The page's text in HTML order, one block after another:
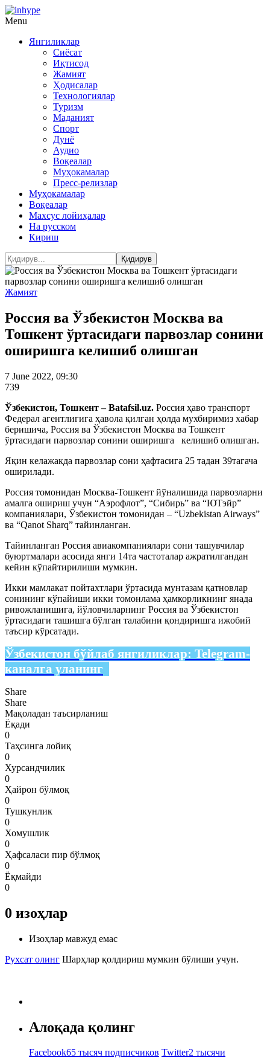
Menu
Янгиликлар
Сиёсат
Иқтисод
Жамият
Ҳодисалар
Технологиялар
Туризм
Маданият
Спорт
Дунё
Аудио
Воқеалар
Муҳокамалар
Пресс-релизлар
Муҳокамалар
Воқеалар
Махсус лойиҳалар
На русском
Кириш
Жамият
Россия ва Ўзбекистон Москва ва
Тошкент ўртасидаги парвозлар сонини
оширишга келишиб олишган
7 June 2022, 09:30
739
Ўзбекистон, Тошкент – Batafsil.uz. Россия ҳаво транспорт
Федерал агентлигига ҳавола қилган ҳолда мухбиримиз хабар
беришича, Россия ва Ўзбекистон Москва ва Тошкент
ўртасидаги парвозлар сонини оширишга келишиб олишган.
Яқин келажакда парвозлар сони ҳафтасига 25 тадан 39тагача
оширилади.
Россия томонидан Москва-Тошкент йўналишида парвозларни
амалга ошириш учун “Аэрофлот”, “Сибирь” ва “ЮТэйр”
компаниялари, Ўзбекистон томонидан – “Uzbekistan Airways”
ва “Qanot Sharq” тайинланган.
Тайинланган Россия авиакомпаниялари сони ташувчилар
буюртмалари асосида янги 14та частоталар ажратилгандан
кейин кўпайтирилиши мумкин.
Икки мамлакат пойтахтлари ўртасида мунтазам қатновлар
сонининг кўпайиши икки томонлама ҳамкорликнинг янада
ривожланишига, йўловчиларнинг Россия ва Ўзбекистон
ўртасидаги ташишга бўлган талабини қондиришга ижобий
таъсир кўрсатади.
Ўзбекистон бўйлаб янгиликлар: Telegram-
каналга уланинг
Share
Share
Мақоладан таъсирланиш
Ёқади
0
Таҳсинга лойиқ
0
Хурсандчилик
0
Ҳайрон бўлмоқ
0
Тушкунлик
0
Хомушлик
0
Ҳафсаласи пир бўлмоқ
0
Ёқмайди
0
0 изоҳлар
Изоҳлар мавжуд емас
Рухсат олинг Шарҳлар қолдириш мумкин бўлиши учун.
Алоқада қолинг
Facebook65 тысяч подписчиков Twitter2 тысячи